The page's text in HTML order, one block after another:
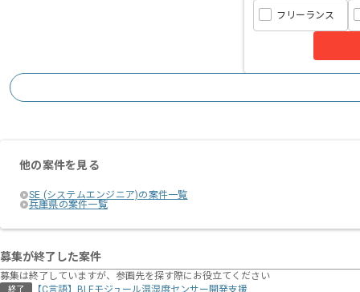
フリーランス
他の案件を見る
SE (システムエンジニア)の案件一覧
兵庫県の案件一覧
募集が終了した案件
募集は終了していますが、参画先を探す際にお役立てください
終了 【C言語】BLEモジュール温湿度センサー開発支援